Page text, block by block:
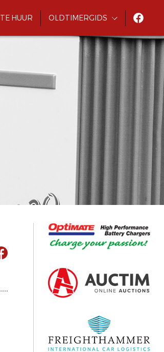
TE HUUR OLDTIMERGIDS